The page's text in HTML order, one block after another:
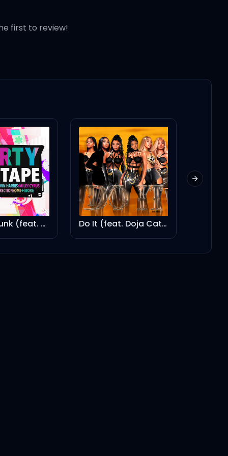
él, yah
first to review!
Edit Do It (feat. Doja Cat, City Girls & Mulatto) [Remix] Intro
Next